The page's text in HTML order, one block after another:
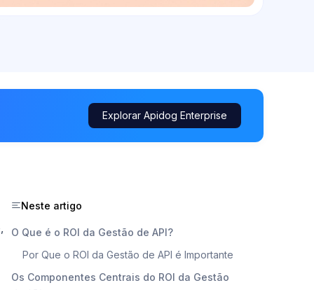
Explorar Apidog Enterprise
Neste artigo
O Que é o ROI da Gestão de API?
Por Que o ROI da Gestão de API é Importante
Os Componentes Centrais do ROI da Gestão